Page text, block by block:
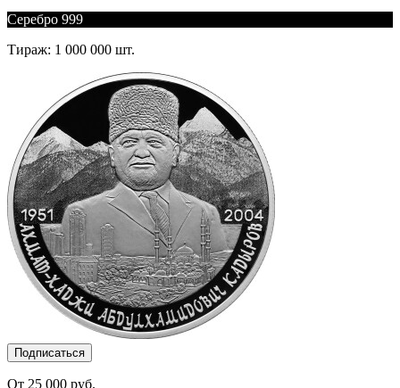
Серебро 999
Тираж: 1 000 000 шт.
Подписаться
От 25 000 руб.